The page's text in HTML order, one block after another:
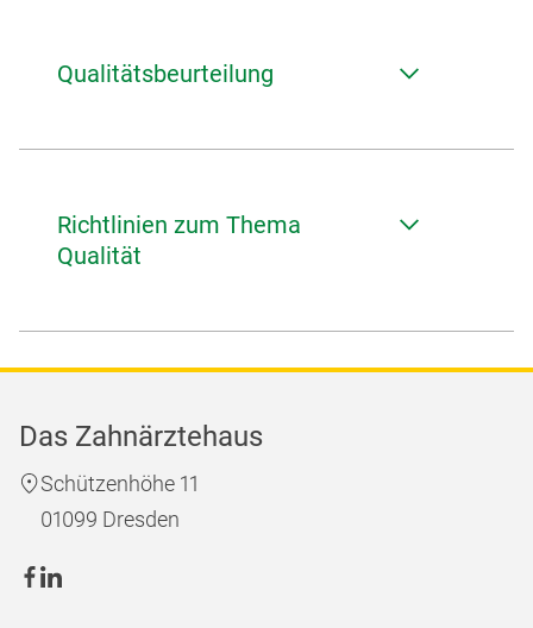
Qualitätsbeurteilung
Richtlinien zum Thema
Qualität
Das Zahnärztehaus
Schützenhöhe 11
01099 Dresden